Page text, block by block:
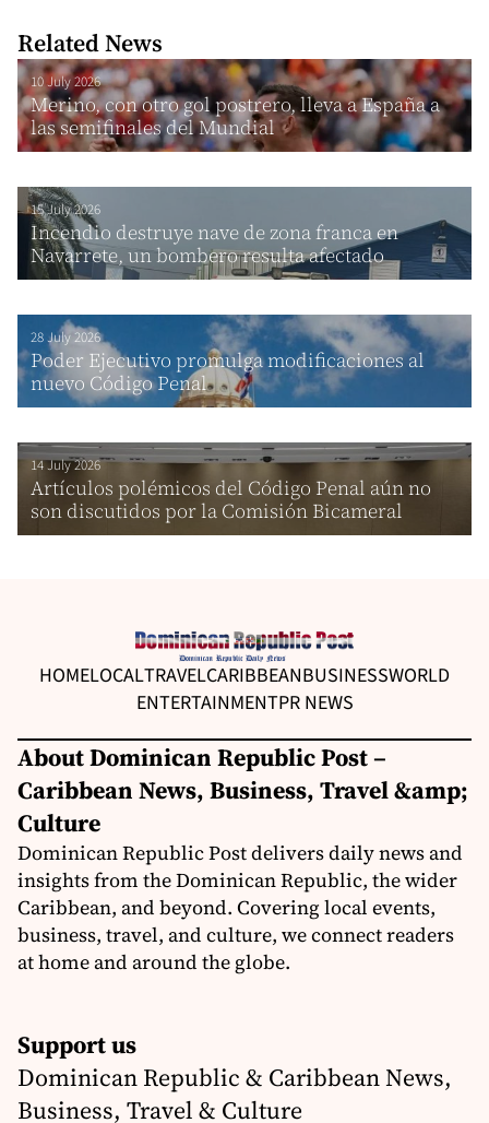
Related News
10 July 2026
Merino, con otro gol postrero, lleva a España a
las semifinales del Mundial
15 July 2026
Incendio destruye nave de zona franca en
Navarrete, un bombero resulta afectado
28 July 2026
Poder Ejecutivo promulga modificaciones al
nuevo Código Penal
14 July 2026
Artículos polémicos del Código Penal aún no
son discutidos por la Comisión Bicameral
HOMELOCALTRAVELCARIBBEANBUSINESSWORLD
ENTERTAINMENTPR NEWS
About Dominican Republic Post –
Caribbean News, Business, Travel &amp;
Culture
Dominican Republic Post delivers daily news and
insights from the Dominican Republic, the wider
Caribbean, and beyond. Covering local events,
business, travel, and culture, we connect readers
at home and around the globe.
Support us
Dominican Republic & Caribbean News,
Business, Travel & Culture